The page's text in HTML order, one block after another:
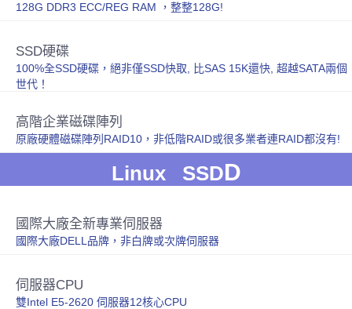
128G DDR3 ECC/REG RAM ，整整128G!
SSD硬碟
100%全SSD硬碟，絕非僅SSD快取, 比SAS 15K還快, 超越SATA兩個
世代！
高階企業磁碟陣列
原廠硬體磁碟陣列RAID10，非低階RAID或很多業者連RAID都沒有!
Linux SSDD
國際大廠全新專業伺服器
國際大廠DELL品牌，非白牌或次牌伺服器
伺服器CPU
雙Intel E5-2620 伺服器12核心CPU